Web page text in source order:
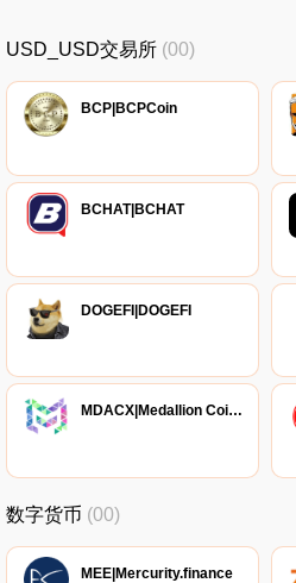
USD_USD交易所 (00)
BCP|BCPCoin
BCHAT|BCHAT
DOGEFI|DOGEFI
MDACX|Medallion Coin X
数字货币 (00)
MEE|Mercurity.finance